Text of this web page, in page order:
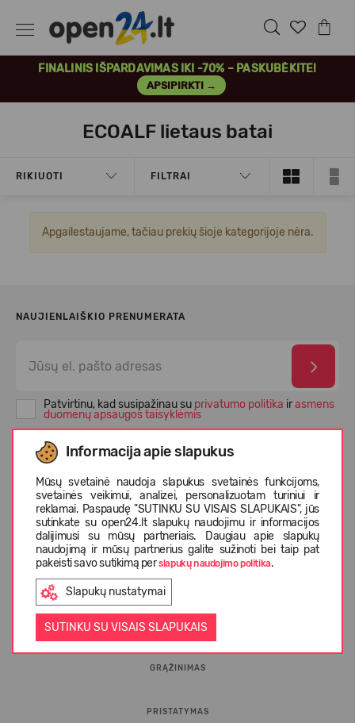
FINALINIS IŠPARDAVIMAS IKI -70% – PASKUBĖKITE!
APSIPIRKTI →
Informacija apie slapukus
Mūsų svetainė naudoja slapukus svetainės funkcijoms,
svetainės veikimui, analizei, personalizuotam turiniui ir
reklamai. Paspaudę "SUTINKU SU VISAIS SLAPUKAIS", jūs
sutinkate su open24.lt slapukų naudojimu ir informacijos
dalijimusi su mūsų partneriais. Daugiau apie slapukų
naudojimą ir mūsų partnerius galite sužinoti bei taip pat
pakeisti savo sutikimą perslapukų naudojimo politika.
Slapukų nustatymai
SUTINKU SU VISAIS SLAPUKAIS
ECOALF lietaus batai
RIKIUOTI FILTRAI
Apgailestaujame, tačiau prekių šioje kategorijoje nėra.
NAUJIENLAIŠKIO PRENUMERATA
Patvirtinu, kad susipažinau su privatumo politika irasmens
duomenų apsaugos taisyklėmis
INFORMACIJA PIRKĖJUI
D.U.K.
GRĄŽINIMAS
PRISTATYMAS